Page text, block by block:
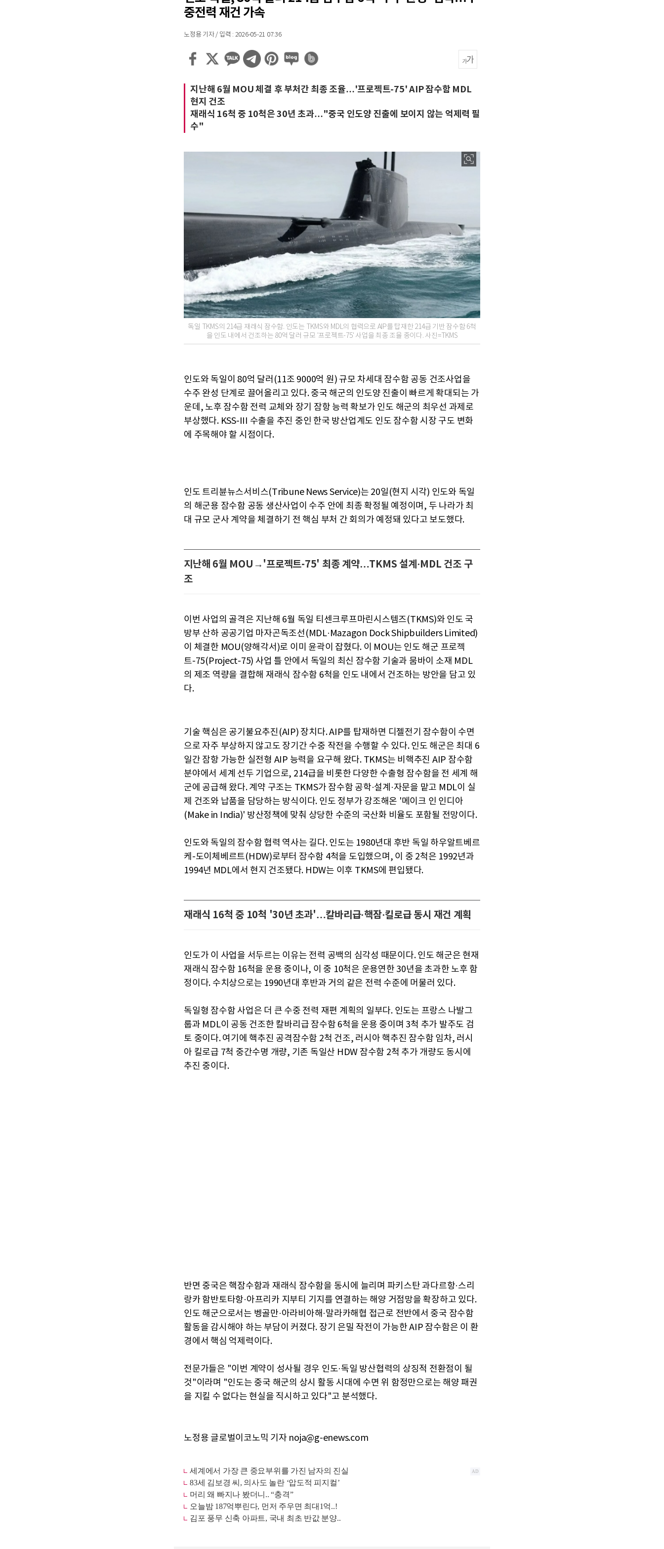
중전력 재건 가속
노정용 기자 / 입력 : 2026-05-21 07:36
지난해 6월 MOU 체결 후 부처간 최종 조율…'프로젝트-75' AIP 잠수함 MDL
현지 건조
재래식 16척 중 10척은 30년 초과…"중국 인도양 진출에 보이지 않는 억제력 필
수"
독일 TKMS의 214급 재래식 잠수함. 인도는 TKMS와 MDL의 협력으로 AIP를 탑재한 214급 기반 잠수함 6척
을 인도 내에서 건조하는 80억 달러 규모 '프로젝트-75' 사업을 최종 조율 중이다. 사진=TKMS
인도와 독일이 80억 달러(11조 9000억 원) 규모 차세대 잠수함 공동 건조사업을
수주 완성 단계로 끌어올리고 있다. 중국 해군의 인도양 진출이 빠르게 확대되는 가
운데, 노후 잠수함 전력 교체와 장기 잠항 능력 확보가 인도 해군의 최우선 과제로
부상했다. KSS-III 수출을 추진 중인 한국 방산업계도 인도 잠수함 시장 구도 변화
에 주목해야 할 시점이다.
인도 트리뷴뉴스서비스(Tribune News Service)는 20일(현지 시각) 인도와 독일
의 해군용 잠수함 공동 생산사업이 수주 안에 최종 확정될 예정이며, 두 나라가 최
대 규모 군사 계약을 체결하기 전 핵심 부처 간 회의가 예정돼 있다고 보도했다.
지난해 6월 MOU→'프로젝트-75' 최종 계약…TKMS 설계·MDL 건조 구
조
이번 사업의 골격은 지난해 6월 독일 티센크루프마린시스템즈(TKMS)와 인도 국
방부 산하 공공기업 마자곤독조선(MDL·Mazagon Dock Shipbuilders Limited)
이 체결한 MOU(양해각서)로 이미 윤곽이 잡혔다. 이 MOU는 인도 해군 프로젝
트-75(Project-75) 사업 틀 안에서 독일의 최신 잠수함 기술과 뭄바이 소재 MDL
의 제조 역량을 결합해 재래식 잠수함 6척을 인도 내에서 건조하는 방안을 담고 있
다.
기술 핵심은 공기불요추진(AIP) 장치다. AIP를 탑재하면 디젤전기 잠수함이 수면
으로 자주 부상하지 않고도 장기간 수중 작전을 수행할 수 있다. 인도 해군은 최대 6
일간 잠항 가능한 실전형 AIP 능력을 요구해 왔다. TKMS는 비핵추진 AIP 잠수함
분야에서 세계 선두 기업으로, 214급을 비롯한 다양한 수출형 잠수함을 전 세계 해
군에 공급해 왔다. 계약 구조는 TKMS가 잠수함 공학·설계·자문을 맡고 MDL이 실
제 건조와 납품을 담당하는 방식이다. 인도 정부가 강조해온 '메이크 인 인디아
(Make in India)' 방산정책에 맞춰 상당한 수준의 국산화 비율도 포함될 전망이다.
인도와 독일의 잠수함 협력 역사는 길다. 인도는 1980년대 후반 독일 하우알트베르
케-도이체베르트(HDW)로부터 잠수함 4척을 도입했으며, 이 중 2척은 1992년과
1994년 MDL에서 현지 건조됐다. HDW는 이후 TKMS에 편입됐다.
재래식 16척 중 10척 '30년 초과'…칼바리급·핵잠·킬로급 동시 재건 계획
인도가 이 사업을 서두르는 이유는 전력 공백의 심각성 때문이다. 인도 해군은 현재
재래식 잠수함 16척을 운용 중이나, 이 중 10척은 운용연한 30년을 초과한 노후 함
정이다. 수치상으로는 1990년대 후반과 거의 같은 전력 수준에 머물러 있다.
독일형 잠수함 사업은 더 큰 수중 전력 재편 계획의 일부다. 인도는 프랑스 나발그
룹과 MDL이 공동 건조한 칼바리급 잠수함 6척을 운용 중이며 3척 추가 발주도 검
토 중이다. 여기에 핵추진 공격잠수함 2척 건조, 러시아 핵추진 잠수함 임차, 러시
아 킬로급 7척 중간수명 개량, 기존 독일산 HDW 잠수함 2척 추가 개량도 동시에
추진 중이다.
반면 중국은 핵잠수함과 재래식 잠수함을 동시에 늘리며 파키스탄 과다르항·스리
랑카 함반토타항·아프리카 지부티 기지를 연결하는 해양 거점망을 확장하고 있다.
인도 해군으로서는 벵골만·아라비아해·말라카해협 접근로 전반에서 중국 잠수함
활동을 감시해야 하는 부담이 커졌다. 장기 은밀 작전이 가능한 AIP 잠수함은 이 환
경에서 핵심 억제력이다.
전문가들은 "이번 계약이 성사될 경우 인도·독일 방산협력의 상징적 전환점이 될
것"이라며 "인도는 중국 해군의 상시 활동 시대에 수면 위 함정만으로는 해양 패권
을 지킬 수 없다는 현실을 직시하고 있다"고 분석했다.
노정용 글로벌이코노믹 기자 noja@g-enews.com